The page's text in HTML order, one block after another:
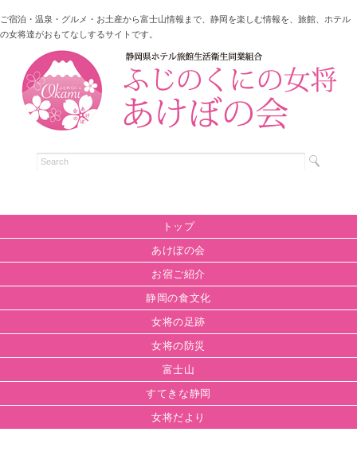
ご宿泊・温泉・グルメ・お土産から富士山情報まで、静岡を楽しむ情報を、旅館、ホテル
の女将達がおもてなしするサイトです。
トップ
あけぼの会
お宿ご紹介
静岡の食文化
女将の足跡
女将の防災
富士山
すてきな静岡
女将だより